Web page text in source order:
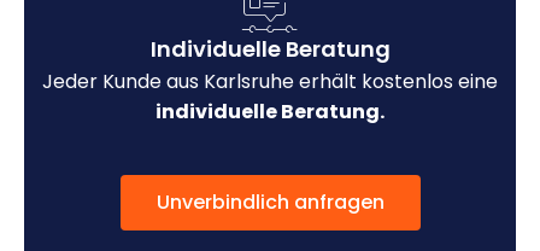
Individuelle Beratung
Jeder Kunde aus Karlsruhe erhält kostenlos eine
individuelle Beratung.
Unverbindlich anfragen